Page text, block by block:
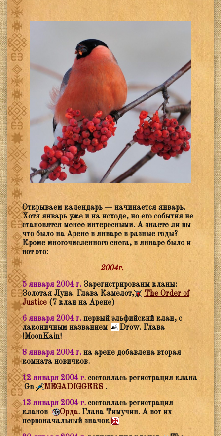
Открываем календарь — начинается январь.
Хотя январь уже и на исходе, но его события не
становятся менее интересными. А знаете ли вы
что было на Арене в январе в разные годы?
Кроме многочисленного снега, в январе было и
вот это:
2004г.
5 января 2004 г. Зарегистрированы кланы:
Золотая Луна. Глава Камелот,
The Order of
Justice (7 клан на Арене)
6 января 2004 г. первый эльфийский клан, с
лаконичным названием
Drow. Глава
!MoonKain!
8 января 2004 г. на арене добавлена вторая
комната новичков.
12 января 2004 г. состоялась регистрация клана
Gn
MEGADIGGERS .
13 января 2004 г. состоялась регистрация
кланов
Орда. Глава Тимучин. А вот их
первоначальный значок